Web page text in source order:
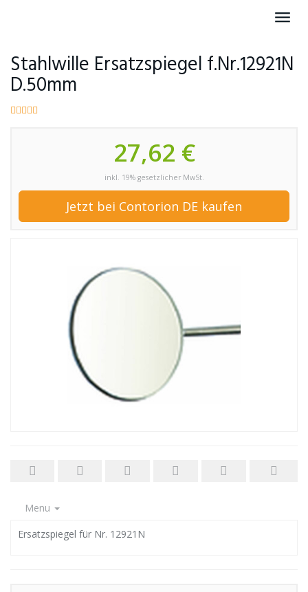
Stahlwille Ersatzspiegel f.Nr.12921N
D.50mm
27,62 €
inkl. 19% gesetzlicher MwSt.
Jetzt bei Contorion DE kaufen
Menu
Ersatzspiegel für Nr. 12921N